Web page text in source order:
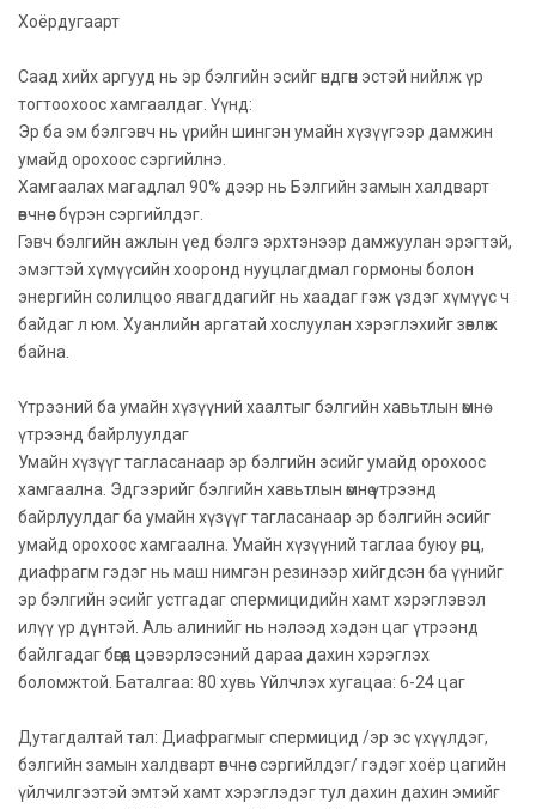
Хоёрдугаарт
Саад хийх аргууд нь эр бэлгийн эсийг өндгөн эстэй нийлж үр
тогтоохоос хамгаалдаг. Үүнд:
Эр ба эм бэлгэвч нь үрийн шингэн умайн хүзүүгээр дамжин
умайд орохоос сэргийлнэ.
Хамгаалах магадлал 90% дээр нь Бэлгийн замын халдварт
өвчнөөс бүрэн сэргийлдэг.
Гэвч бэлгийн ажлын үед бэлгэ эрхтэнээр дамжуулан эрэгтэй,
эмэгтэй хүмүүсийн хооронд нууцлагдмал гормоны болон
энергийн солилцоо явагддагийг нь хаадаг гэж үздэг хүмүүс ч
байдаг л юм. Хуанлийн аргатай хослуулан хэрэглэхийг зөвлөж
байна.
Үтрээний ба умайн хүзүүний хаалтыг бэлгийн хавьтлын өмнө
үтрээнд байрлуулдаг
Умайн хүзүүг тагласанаар эр бэлгийн эсийг умайд орохоос
хамгаална. Эдгээрийг бэлгийн хавьтлын өмнө үтрээнд
байрлуулдаг ба умайн хүзүүг тагласанаар эр бэлгийн эсийг
умайд орохоос хамгаална. Умайн хүзүүний таглаа буюу өрц,
диафрагм гэдэг нь маш нимгэн резинээр хийгдсэн ба үүнийг
эр бэлгийн эсийг устгадаг спермицидийн хамт хэрэглэвэл
илүү үр дүнтэй. Аль алинийг нь нэлээд хэдэн цаг үтрээнд
байлгадаг бөгөөд цэвэрлэсэний дараа дахин хэрэглэх
боломжтой. Баталгаа: 80 хувь Үйлчлэх хугацаа: 6-24 цаг
Дутагдалтай тал: Диафрагмыг спермицид /эр эс үхүүлдэг,
бэлгийн замын халдварт өвчнөөс сэргийлдэг/ гэдэг хоёр цагийн
үйлчилгээтэй эмтэй хамт хэрэглэдэг тул дахин дахин эмийг